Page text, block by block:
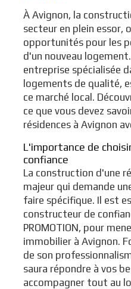
À Avignon, la
secteur en plein essor,
opportunités pour les
d'un nouveau logement.
entreprise spécialisée
logements de qualité,
ce marché local.
ce que vous devez
résidences à Avignon
L'importance de
confiance
La construction d'une
majeur qui demande
faire spécifique. Il est
constructeur de
PROMOTION, pour
immobilier à Avignon.
de son
saura répondre à vos
accompagner tout au